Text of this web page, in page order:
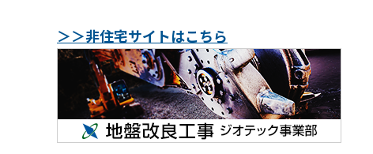
＞＞非住宅サイトはこちら